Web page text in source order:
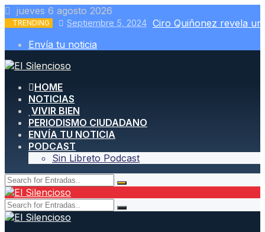
Skip
to
jueves 6 agosto 2026
TRENDING Septiembre 5, 2024 Ciro Quiñonez revela
Envía tu noticia
HOME
NOTICIAS
VIVIR BIEN
PERIODISMO CIUDADANO
ENVÍA TU NOTICIA
PODCAST
Sin Libreto Podcast